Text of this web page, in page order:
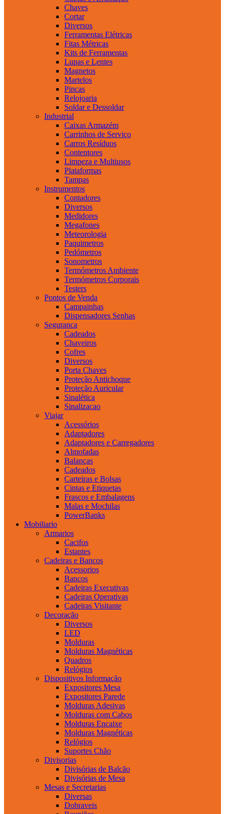
Chaves
Cortar
Diversos
Ferramentas Elétricas
Fitas Métricas
Kits de Ferramentas
Lupas e Lentes
Magnetos
Martelos
Pincas
Relojoaria
Soldar e Dessoldar
Industrial
Caixas Armazém
Carrinhos de Serviço
Carros Resíduos
Contentores
Limpeza e Multiusos
Plataformas
Tampas
Instrumentos
Contadores
Diversos
Medidores
Megafones
Meteorologia
Paquimetros
Pedómetros
Sonometros
Termómetros Ambiente
Termómetros Corporais
Testers
Pontos de Venda
Campainhas
Dispensadores Senhas
Seguranca
Cadeados
Chaveiros
Cofres
Diversos
Porta Chaves
Proteção Antichoque
Proteção Auricular
Sinalética
Sinalizacao
Viajar
Acessórios
Adaptadores
Adaptadores e Carregadores
Almofadas
Balanças
Cadeados
Carteiras e Bolsas
Cintas e Etiquetas
Frascos e Embalagens
Malas e Mochilas
PowerBanks
Mobiliario
Armarios
Cacifos
Estantes
Cadeiras e Bancos
Acessorios
Bancos
Cadeiras Executivas
Cadeiras Operativas
Cadeiras Visitante
Decoração
Diversos
LED
Molduras
Molduras Magnéticas
Quadros
Relógios
Dispositivos Informação
Expositores Mesa
Expositores Parede
Molduras Adesivas
Molduras com Cabos
Molduras Encaixe
Molduras Magnéticas
Relógios
Suportes Chão
Divisorias
Divisórias de Balcão
Divisórias de Mesa
Mesas e Secretarias
Diversas
Dobraveis